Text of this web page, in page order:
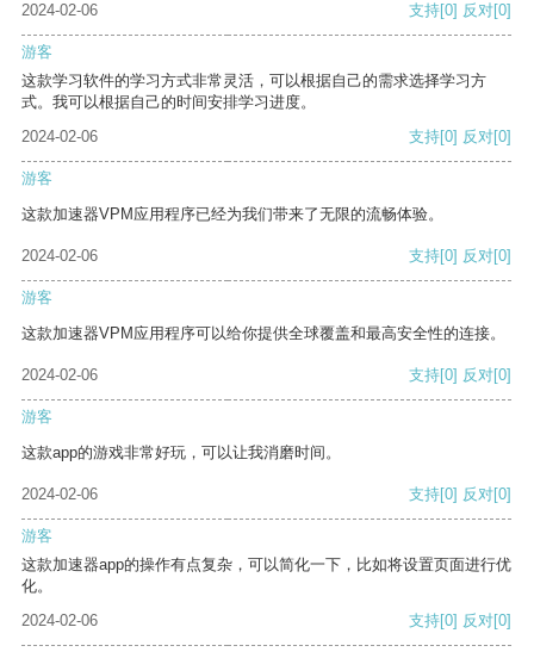
2024-02-06 支持[0] 反对[0]
游客
这款学习软件的学习方式非常灵活，可以根据自己的需求选择学习方
式。我可以根据自己的时间安排学习进度。
2024-02-06
支持[0] 反对[0]
游客
这款加速器VPM应用程序已经为我们带来了无限的流畅体验。
2024-02-06 支持[0] 反对[0]
游客
这款加速器VPM应用程序可以给你提供全球覆盖和最高安全性的连接。
2024-02-06 支持[0] 反对[0]
游客
这款app的游戏非常好玩，可以让我消磨时间。
2024-02-06 支持[0] 反对[0]
游客
这款加速器app的操作有点复杂，可以简化一下，比如将设置页面进行优
化。
2024-02-06
支持[0] 反对[0]